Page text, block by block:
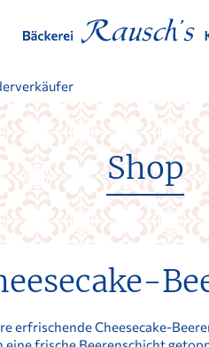
Shop
erfrischende Cheesecake-